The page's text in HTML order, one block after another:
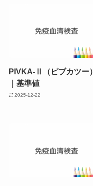
PIVKA-Ⅱ（ピブカツー）
｜基準値
2025-12-22